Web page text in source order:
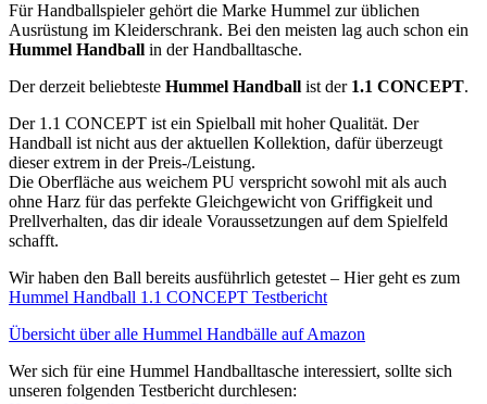
Für Handballspieler gehört die Marke Hummel zur üblichen
Ausrüstung im Kleiderschrank. Bei den meisten lag auch schon ein
Hummel Handball in der Handballtasche.
Der derzeit beliebteste Hummel Handball ist der 1.1 CONCEPT.
Der 1.1 CONCEPT ist ein Spielball mit hoher Qualität. Der
Handball ist nicht aus der aktuellen Kollektion, dafür überzeugt
dieser extrem in der Preis-/Leistung.
Die Oberfläche aus weichem PU verspricht sowohl mit als auch
ohne Harz für das perfekte Gleichgewicht von Griffigkeit und
Prellverhalten, das dir ideale Voraussetzungen auf dem Spielfeld
schafft.
Wir haben den Ball bereits ausführlich getestet – Hier geht es zum
Hummel Handball 1.1 CONCEPT Testbericht
Übersicht über alle Hummel Handbälle auf Amazon
Wer sich für eine Hummel Handballtasche interessiert, sollte sich
unseren folgenden Testbericht durchlesen: